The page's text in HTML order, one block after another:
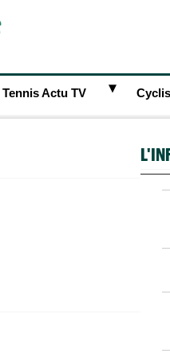
Tennis Actu TV ►